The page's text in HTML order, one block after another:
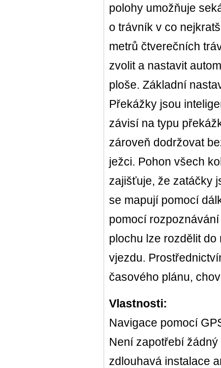
polohy umožňuje
o trávník v co
metrů čtverečních
zvolit a nastavit
ploše. Základní
Překážky jsou
závisí na typu
zároveň dodržovat
ježci. Pohon všech
zajišťuje, že zatáčky
se mapují pomocí
pomocí
plochu lze rozdělit
vjezdu.
časového plánu,
Vlastnosti:
Navigace pomocí
Není zapotřebí
zdlouhavá instalace